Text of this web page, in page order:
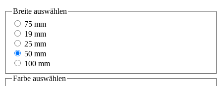
Breite auswählen
75 mm
19 mm
25 mm
50 mm
100 mm
Farbe auswählen